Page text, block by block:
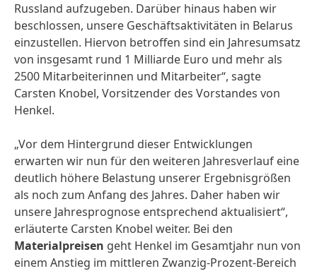
Russland aufzugeben. Darüber hinaus haben wir
beschlossen, unsere Geschäftsaktivitäten in Belarus
einzustellen. Hiervon betroffen sind ein Jahresumsatz
von insgesamt rund 1 Milliarde Euro und mehr als
2500 Mitarbeiterinnen und Mitarbeiter“, sagte
Carsten Knobel, Vorsitzender des Vorstandes von
Henkel.
„Vor dem Hintergrund dieser Entwicklungen
erwarten wir nun für den weiteren Jahresverlauf eine
deutlich höhere Belastung unserer Ergebnisgrößen
als noch zum Anfang des Jahres. Daher haben wir
unsere Jahresprognose entsprechend aktualisiert“,
erläuterte Carsten Knobel weiter. Bei den
Materialpreisen geht Henkel im Gesamtjahr nun von
einem Anstieg im mittleren Zwanzig-Prozent-Bereich